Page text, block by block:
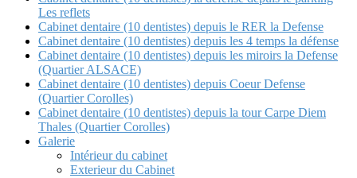
Les reflets
Cabinet dentaire (10 dentistes) depuis le RER la Defense
Cabinet dentaire (10 dentistes) depuis les 4 temps la défense
Cabinet dentaire (10 dentistes) depuis les miroirs la Defense
(Quartier ALSACE)
Cabinet dentaire (10 dentistes) depuis Coeur Defense
(Quartier Corolles)
Cabinet dentaire (10 dentistes) depuis la tour Carpe Diem
Thales (Quartier Corolles)
Galerie
Intérieur du cabinet
Exterieur du Cabinet